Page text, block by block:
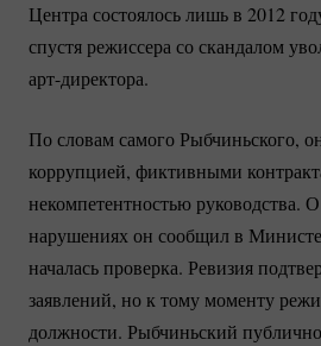
Центра состоялось лишь в 2012
спустя режиссера со скандалом
арт-директора.
По словам самого Рыбчиньского,
коррупцией, фиктивными
некомпетентностью руководства.
нарушениях он сообщил в
началась проверка. Ревизия
заявлений, но к тому моменту
должности. Рыбчиньский